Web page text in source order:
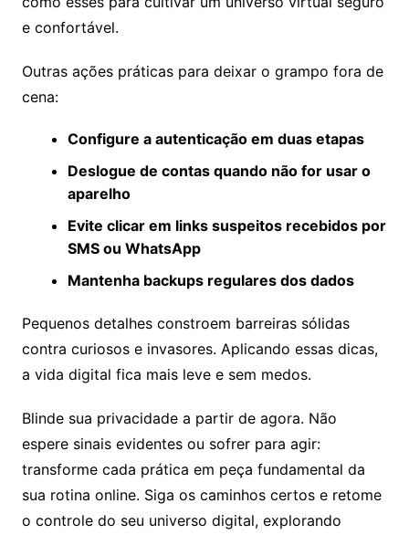
e confortável.
Outras ações práticas para deixar o grampo fora de
cena:
Configure a autenticação em duas etapas
Deslogue de contas quando não for usar o
aparelho
Evite clicar em links suspeitos recebidos por
SMS ou WhatsApp
Mantenha backups regulares dos dados
Pequenos detalhes constroem barreiras sólidas
contra curiosos e invasores. Aplicando essas dicas,
a vida digital fica mais leve e sem medos.
Blinde sua privacidade a partir de agora. Não
espere sinais evidentes ou sofrer para agir:
transforme cada prática em peça fundamental da
sua rotina online. Siga os caminhos certos e retome
o controle do seu universo digital, explorando